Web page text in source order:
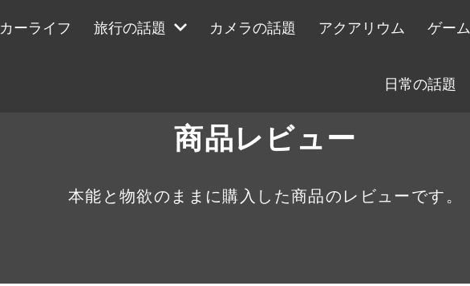
カーライフ 旅行の話題 カメラの話題 アクアリウム ゲーム
日常の話題
商品レビュー
本能と物欲のままに購入した商品のレビューです。